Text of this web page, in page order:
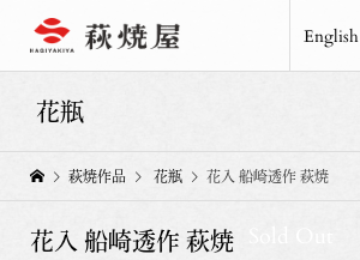
English
花瓶
萩焼作品 花瓶 花入 船崎透作 萩焼
花入 船崎透作 萩焼